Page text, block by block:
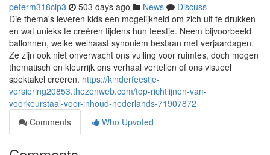
peterm318cip3 503 days ago News
Discuss
Die thema's leveren kids een mogelijkheid om zich uit te drukken
en wat unieks te creëren tijdens hun feestje. Neem bijvoorbeeld
ballonnen, welke welhaast synoniem bestaan met verjaardagen.
Ze zijn ook niet onverwacht ons vulling voor ruimtes, doch mogen
thematisch en kleurrijk ons verhaal vertellen of ons visueel
spektakel creëren. https://kinderfeestje-
versiering20853.thezenweb.com/top-richtlijnen-van-
voorkeurstaal-voor-inhoud-nederlands-71907872
Comments
Who Upvoted